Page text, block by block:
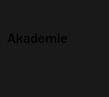
Akademie